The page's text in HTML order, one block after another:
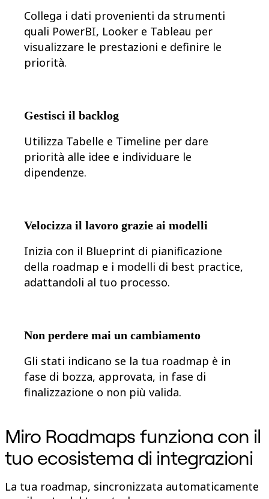
Formazione
Storie dei clienti
Academy
Webinar
Community e supporto
Blog
Miro Professional Services
Partner di soluzioni
Prezzi
Collega i dati provenienti da strumenti
quali PowerBI, Looker e Tableau per
visualizzare le prestazioni e definire le
priorità.
Gestisci il backlog
Utilizza Tabelle e Timeline per dare
priorità alle idee e individuare le
dipendenze.
Velocizza il lavoro grazie ai modelli
Inizia con il Blueprint di pianificazione
della roadmap e i modelli di best practice,
adattandoli al tuo processo.
Non perdere mai un cambiamento
Gli stati indicano se la tua roadmap è in
fase di bozza, approvata, in fase di
finalizzazione o non più valida.
Miro Roadmaps funziona con il
tuo ecosistema di integrazioni
La tua roadmap, sincronizzata automaticamente